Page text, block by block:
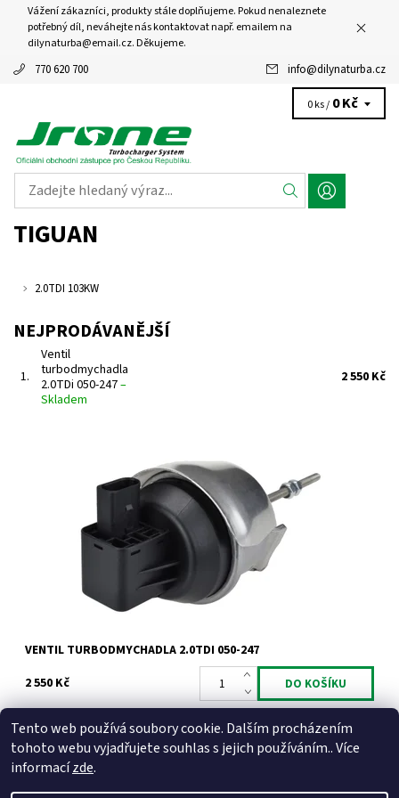
Vážení zákazníci, produkty stále doplňujeme. Pokud nenaleznete
potřebný díl, neváhejte nás kontaktovat např. emailem na
dilynaturba@email.cz. Děkujeme.
770 620 700 info@dilynaturba.cz
0 ks / 0 Kč
TIGUAN
2.0TDI 103KW
NEJPRODÁVANĚJŠÍ
1.
Ventil
turbodmychadla
2.0TDi 050-247–
Skladem
2 550 Kč
Actuator - ventil turbodmychadla KKK 2.0TDi 88kW 100kW 103kW
105kW 120kW 125kW.
Skladem
Jrone
2 roky
VENTIL TURBODMYCHADLA 2.0TDI 050-247
2 550 Kč
Tento web používá soubory cookie. Dalším procházením
tohoto webu vyjadřujete souhlas s jejich používáním.. Více
informacízde.